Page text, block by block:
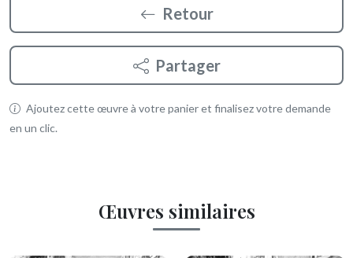
Retour
Partager
Ajoutez cette œuvre à votre panier et finalisez votre demande
en un clic.
Œuvres similaires